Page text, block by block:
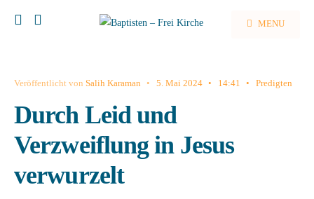
MENU
Veröffentlicht von Salih Karaman • 5. Mai 2024 • 14:41 • Predigten
Durch Leid und
Verzweiflung in Jesus
verwurzelt